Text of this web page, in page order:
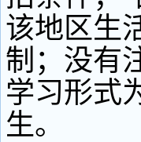
该地区生
制；没有
学习形式
生。